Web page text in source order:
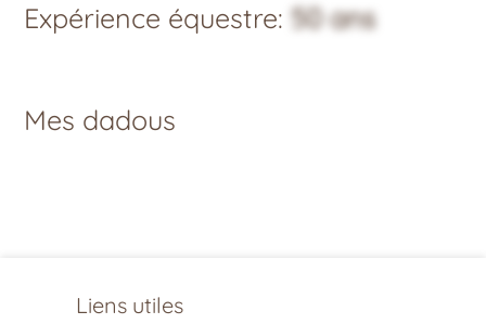
Expérience équestre: 50 ans
Mes dadous
Liens utiles